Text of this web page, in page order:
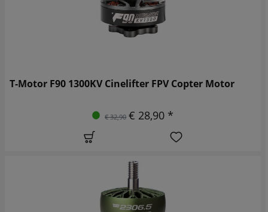
T-Motor F90 1300KV Cinelifter FPV Copter Motor
€ 32,90 € 28,90 *